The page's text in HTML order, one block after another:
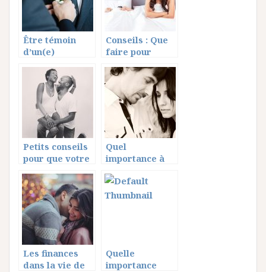
Être témoin
d’un(e)
votre rôle
Conseils : Que
faire pour
complicité
perdue?
Petits conseils
pour que votre
Quel
importance à
couple?
Les finances
dans la vie de
Quelle
importance